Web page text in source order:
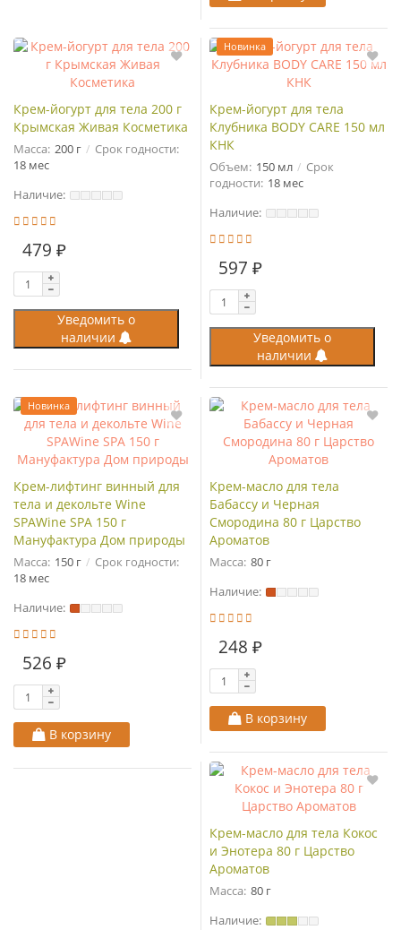
Крем-йогурт для тела 200 г
Крымская Живая Косметика
Масса: 200 г
Срок годности:
18 мес
Наличие:
479 ₽
Уведомить о
наличии
Новинка
Крем-йогурт для тела
Клубника BODY CARE 150 мл
КНК
Объем: 150 мл
Срок
годности: 18 мес
Наличие:
597 ₽
Уведомить о
наличии
Новинка
Крем-лифтинг винный для
тела и декольте Wine
SPAWine SPA 150 г
Мануфактура Дом природы
Масса: 150 г
Срок годности:
18 мес
Наличие:
526 ₽
В корзину
Крем-масло для тела
Бабассу и Черная
Смородина 80 г Царство
Ароматов
Масса: 80 г
Наличие:
248 ₽
В корзину
Крем-масло для тела Кокос
и Энотера 80 г Царство
Ароматов
Масса: 80 г
Наличие: